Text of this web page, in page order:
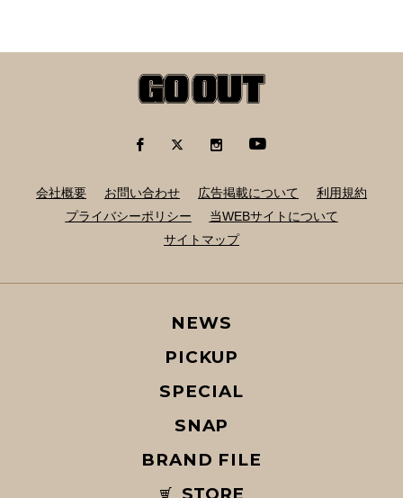
会社概要 お問い合わせ 広告掲載について
利用規約
プライバシーポリシー
当WEBサイトについて
サイトマップ
NEWS
PICKUP
SPECIAL
SNAP
BRAND FILE